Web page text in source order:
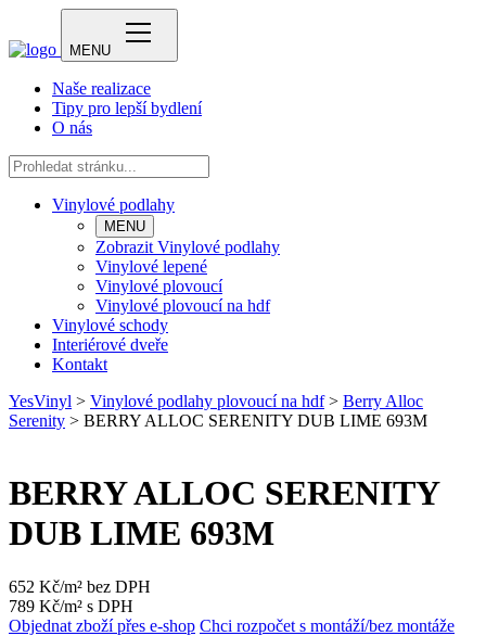
MENU
Naše realizace
Tipy pro lepší bydlení
O nás
Vinylové podlahy
MENU
Zobrazit Vinylové podlahy
Vinylové lepené
Vinylové plovoucí
Vinylové plovoucí na hdf
Vinylové schody
Interiérové dveře
Kontakt
YesVinyl > Vinylové podlahy plovoucí na hdf> Berry Alloc
Serenity > BERRY ALLOC SERENITY DUB LIME 693M
BERRY ALLOC SERENITY
DUB LIME 693M
652 Kč/m² bez DPH
789 Kč/m² s DPH
Objednat zboží přes e-shop Chci rozpočet s montáží/bez montáže